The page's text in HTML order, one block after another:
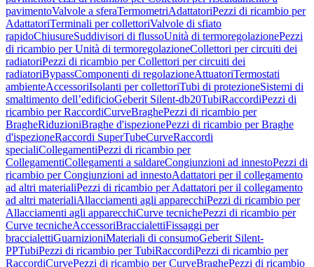
pavimentoValvole a sferaTermometriAdattatoriPezzi di ricambio per
AdattatoriTerminali per collettoriValvole di sfiato
rapidoChiusureSuddivisori di flussoUnità di termoregolazionePezzi
di ricambio per Unità di termoregolazioneCollettori per circuiti dei
radiatoriPezzi di ricambio per Collettori per circuiti dei
radiatoriBypassComponenti di regolazioneAttuatoriTermostati
ambienteAccessoriIsolanti per collettoriTubi di protezioneSistemi di
smaltimento dell’edificioGeberit Silent-db20TubiRaccordiPezzi di
ricambio per RaccordiCurveBraghePezzi di ricambio per
BragheRiduzioniBraghe d'ispezionePezzi di ricambio per Braghe
d'ispezioneRaccordi SuperTubeCurveRaccordi
specialiCollegamentiPezzi di ricambio per
CollegamentiCollegamenti a saldareCongiunzioni ad innestoPezzi di
ricambio per Congiunzioni ad innestoAdattatori per il collegamento
ad altri materialiPezzi di ricambio per Adattatori per il collegamento
ad altri materialiAllacciamenti agli apparecchiPezzi di ricambio per
Allacciamenti agli apparecchiCurve tecnichePezzi di ricambio per
Curve tecnicheAccessoriBraccialettiFissaggi per
braccialettiGuarnizioniMateriali di consumoGeberit Silent-
PPTubiPezzi di ricambio per TubiRaccordiPezzi di ricambio per
RaccordiCurvePezzi di ricambio per CurveBraghePezzi di ricambio